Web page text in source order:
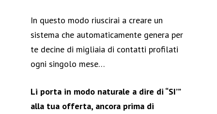
In questo modo riuscirai a creare un
sistema che automaticamente genera per
te decine di migliaia di contatti profilati
ogni singolo mese…
Li porta in modo naturale a dire di “SI’”
alla tua offerta, ancora prima di